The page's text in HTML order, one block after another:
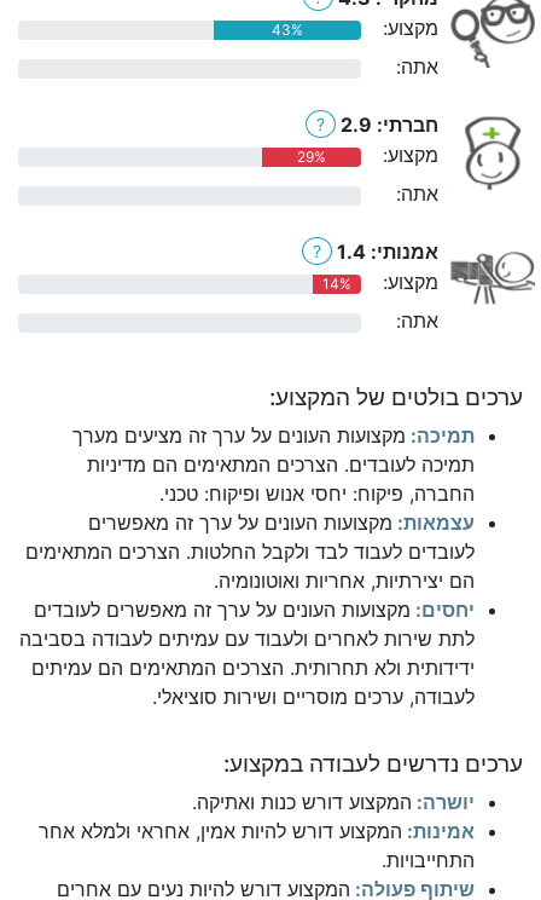
מקצוע: 43%
אתה:
חברתי: 2.9 ?
מקצוע: 29%
אתה:
אמנותי: 1.4 ?
מקצוע: 14%
אתה:
ערכים בולטים של המקצוע:
תמיכה: מקצועות העונים על ערך זה מציעים מערך
תמיכה לעובדים. הצרכים המתאימים הם מדיניות
החברה, פיקוח: יחסי אנוש ופיקוח: טכני.
עצמאות: מקצועות העונים על ערך זה מאפשרים
לעובדים לעבוד לבד ולקבל החלטות. הצרכים המתאימים
הם יצירתיות, אחריות ואוטונומיה.
יחסים: מקצועות העונים על ערך זה מאפשרים לעובדים
לתת שירות לאחרים ולעבוד עם עמיתים לעבודה בסביבה
ידידותית ולא תחרותית. הצרכים המתאימים הם עמיתים
לעבודה, ערכים מוסריים ושירות סוציאלי.
ערכים נדרשים לעבודה במקצוע:
יושרה: המקצוע דורש כנות ואתיקה.
אמינות: המקצוע דורש להיות אמין, אחראי ולמלא אחר
התחייבויות.
שיתוף פעולה: המקצוע דורש להיות נעים עם אחרים